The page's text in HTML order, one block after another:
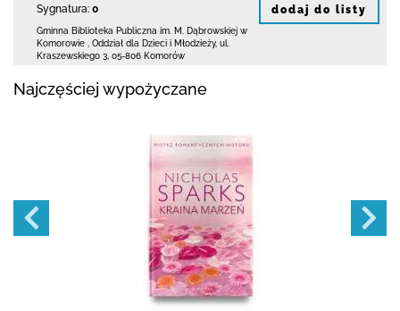
Sygnatura: 0
Gminna Biblioteka Publiczna im. M. Dąbrowskiej w
Komorowie
Oddział dla Dzieci i Młodzieży, ul.
Kraszewskiego 3 05-806 Komorów
dodaj do listy
Najczęściej wypożyczane